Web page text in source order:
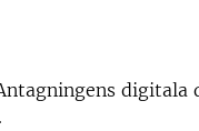
digitala